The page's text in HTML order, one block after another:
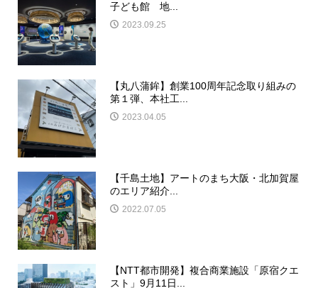
子ども館 地...
2023.09.25
【丸八蒲鉾】創業100周年記念取り組みの
第１弾、本社工...
2023.04.05
【千島土地】アートのまち大阪・北加賀屋
のエリア紹介...
2022.07.05
【NTT都市開発】複合商業施設「原宿クエ
スト」9月11日...